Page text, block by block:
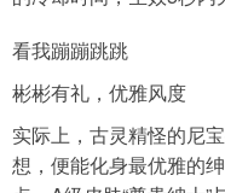
看我蹦蹦跳跳
彬彬有礼，优雅风度
实际上，古灵精怪的尼
想，便能化身最优雅的